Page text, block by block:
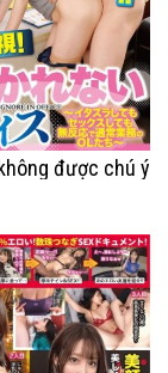
được chú ý